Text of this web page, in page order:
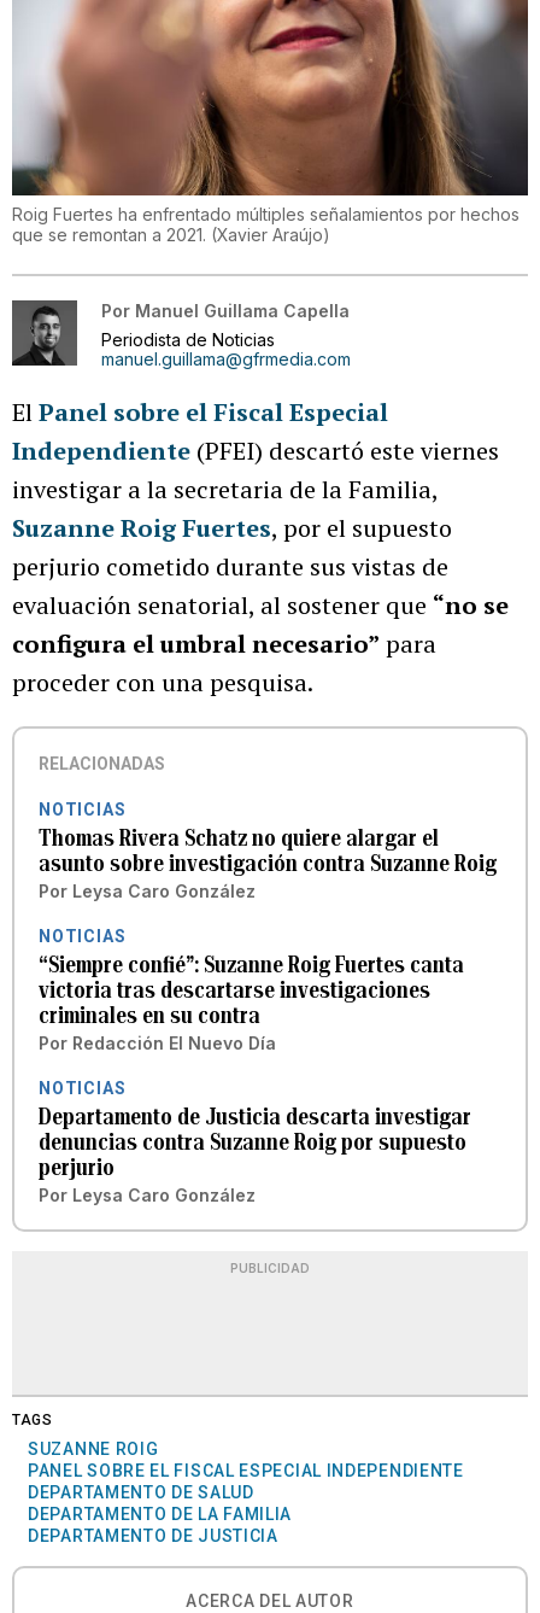
Roig Fuertes ha enfrentado múltiples señalamientos por hechos
que se remontan a 2021. (Xavier Araújo)
Por Manuel Guillama Capella
Periodista de Noticias
manuel.guillama@gfrmedia.com
ElPanel sobre el Fiscal Especial
Independiente (PFEI) descartó este viernes
investigar a la secretaria de la Familia,
Suzanne Roig Fuertes, por el supuesto
perjurio cometido durante sus vistas de
evaluación senatorial, al sostener que “no se
configura el umbral necesario” para
proceder con una pesquisa.
RELACIONADAS
NOTICIAS
Thomas Rivera Schatz no quiere alargar el
asunto sobre investigación contra Suzanne Roig
Por Leysa Caro González
NOTICIAS
“Siempre confié”: Suzanne Roig Fuertes canta
victoria tras descartarse investigaciones
criminales en su contra
Por Redacción El Nuevo Día
NOTICIAS
Departamento de Justicia descarta investigar
denuncias contra Suzanne Roig por supuesto
perjurio
Por Leysa Caro González
PUBLICIDAD
TAGS
SUZANNE ROIG
PANEL SOBRE EL FISCAL ESPECIAL INDEPENDIENTE
DEPARTAMENTO DE SALUD
DEPARTAMENTO DE LA FAMILIA
DEPARTAMENTO DE JUSTICIA
ACERCA DEL AUTOR